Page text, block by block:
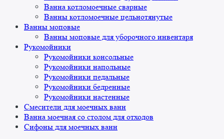
Ванна котломоечные сварные
Ванны котломоечные цельнотянутые
Ванны моповые
Ванны моповые для уборочного инвентаря
Рукомойники
Рукомойники консольные
Рукомойники напольные
Рукомойники педальные
Рукомойники бедренные
Рукомойники настенные
Смесители для моечных ванн
Ванна моечная со столом для отходов
Сифоны для моечных ванн